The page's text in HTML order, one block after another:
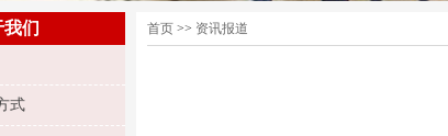
我们
式
首页 >> 资讯报道